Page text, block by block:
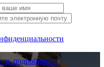
подробности